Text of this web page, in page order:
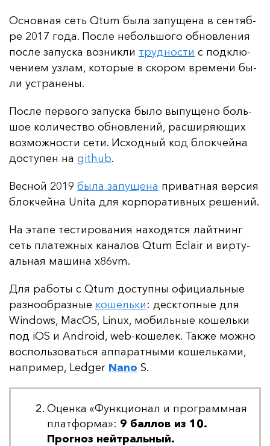
Ос­нов­ная сеть Qtum бы­ла за­пу­ще­на в сен­тяб­
ре 2017 го­да. Пос­ле не­боль­шо­го об­нов­ле­ния
пос­ле за­пус­ка воз­ник­ли труд­нос­ти с под­клю­
че­ни­ем уз­лам, ко­то­рые в ско­ром вре­ме­ни бы­
ли ус­тра­не­ны.
Пос­ле пер­во­го за­пус­ка бы­ло вы­пу­ще­но боль­
шое ко­ли­чес­тво об­нов­ле­ний, рас­ши­ря­ющих
воз­мож­нос­ти се­ти. Ис­ход­ный код блок­чей­на
дос­ту­пен на github.
Вес­ной 2019 бы­ла за­пу­ще­на при­ват­ная вер­сия
блок­чей­на Unita для кор­по­ра­тив­ных ре­ше­ний.
На эта­пе тес­ти­ро­ва­ния на­хо­дят­ся лай­тнинг
сеть пла­теж­ных ка­на­лов Qtum Eclair и вир­ту­
аль­ная ма­ши­на x86vm.
Для ра­бо­ты с Qtum дос­туп­ны офи­ци­аль­ные
раз­но­об­раз­ные ко­шель­ки: дес­ктоп­ные для
Windows, MacOS, Linux, мо­биль­ные ко­шель­ки
под iOS и Android, web-ко­ше­лек. Так­же мож­но
вос­поль­зо­вать­ся ап­па­рат­ны­ми ко­шель­ка­ми,
нап­ри­мер, Ledger Nano S.
Оценка «Функционал и программная
платформа»: 9 баллов из 10.
Прогноз нейтральный.